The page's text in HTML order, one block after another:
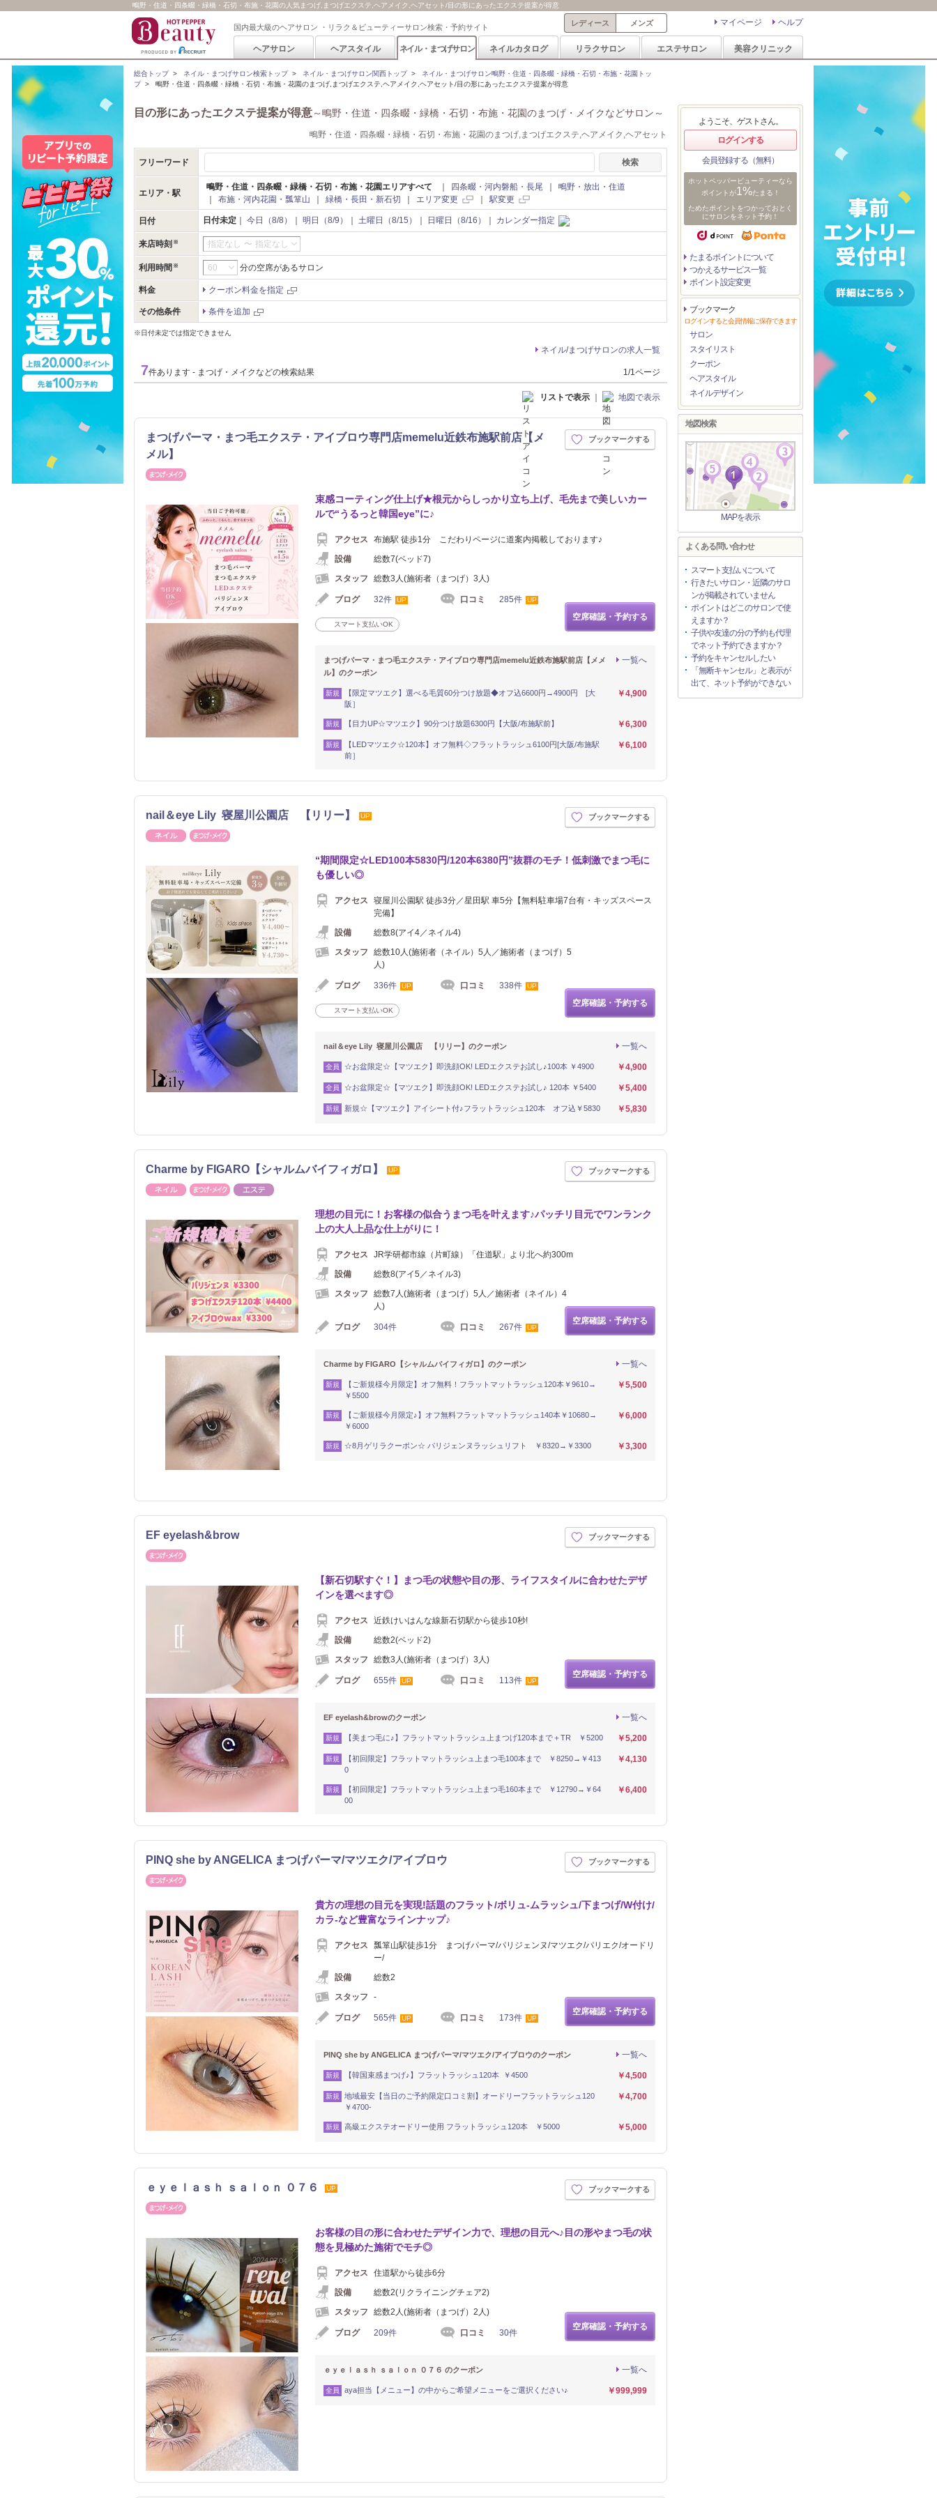
鴫野・住道・四条畷・緑橋・石切・布施・花園の人気まつげ,まつげエクステ,ヘアメイク,ヘアセット/目の形にあったエクステ提案が得意
国内最大級のヘアサロン ・リラク＆ビューティーサロン検索・予約サイト ヘルプ
マイページ
レディース メンズ
ヘアサロン ヘアスタイル ネイル・まつげサロン ネイルカタログ リラクサロン エステサロン 美容クリニック
総合トップ> ネイル・まつげサロン検索トップ> ネイル・まつげサロン関西トップ> ネイル・まつげサロン鴫野・住道・四条畷・緑橋・石切・布施・花園トッ
プ> 鴫野・住道・四条畷・緑橋・石切・布施・花園のまつげ,まつげエクステ,ヘアメイク,ヘアセット/目の形にあったエクステ提案が得意
目の形にあったエクステ提案が得意～鴫野・住道・四条畷・緑橋・石切・布施・花園のまつげ・メイクなどサロン～
鴫野・住道・四条畷・緑橋・石切・布施・花園のまつげ,まつげエクステ,ヘアメイク,ヘアセット
フリーワード
エリア・駅
鴫野・住道・四条畷・緑橋・石切・布施・花園エリアすべて 四条畷・河内磐船・長尾
鴫野・放出・住道
布施・河内花園・瓢箪山 緑橋・長田・新石切 エリア変更 駅変更
日付 日付未定 今日（8/8） 明日（8/9） 土曜日（8/15） 日曜日（8/16） カレンダー指定
来店時刻 指定なし 〜 指定なし
利用時間 分の空席があるサロン
料金 クーポン料金を指定
その他条件 条件を追加
※日付未定では指定できません
ネイル/まつげサロンの求人一覧
7件あります - まつげ・メイクなどの検索結果 1/1ページ
リストで表示 ｜ 地図で表示
まつげパーマ・まつ毛エクステ・アイブロウ専門店memelu近鉄布施駅前店【メ
メル】
ブックマークする
束感コーティング仕上げ★根元からしっかり立ち上げ、毛先まで美しいカー
ルで“うるっと韓国eye”に♪
アクセス
布施駅 徒歩1分 こだわりページに道案内掲載しております♪
設備
総数7(ベッド7)
スタッフ
総数3人(施術者（まつげ）3人)
ブログ 32件 UP 口コミ 285件 UP
スマート支払いOK
空席確認・予約する
一覧へ
まつげパーマ・まつ毛エクステ・アイブロウ専門店memelu近鉄布施駅前店【メメ
ル】のクーポン
新規
【限定マツエク】選べる毛質60分つけ放題◆オフ込6600円→4900円 [大
阪］
￥4,900
新規 【目力UP☆マツエク】90分つけ放題6300円【大阪/布施駅前】 ￥6,300
新規
【LEDマツエク☆120本】オフ無料◇フラットラッシュ6100円[大阪/布施駅
前］
￥6,100
nail＆eye Lily 寝屋川公園店 【リリー】 UP
ネイル
ブックマークする
“期間限定☆LED100本5830円/120本6380円”抜群のモチ！低刺激でまつ毛に
も優しい◎
アクセス
寝屋川公園駅 徒歩3分／星田駅 車5分【無料駐車場7台有・キッズスペース
完備】
設備
総数8(アイ4／ネイル4)
スタッフ
総数10人(施術者（ネイル）5人／施術者（まつげ）5
人)
ブログ 336件 UP 口コミ 338件 UP
スマート支払いOK
空席確認・予約する
一覧へ
nail＆eye Lily 寝屋川公園店 【リリー】のクーポン
全員 ☆お盆限定☆【マツエク】即洗顔OK! LEDエクステお試し♪100本 ￥4900 ￥4,900
全員 ☆お盆限定☆【マツエク】即洗顔OK! LEDエクステお試し♪ 120本 ￥5400 ￥5,400
新規 新規☆【マツエク】アイシート付♪フラットラッシュ120本 オフ込￥5830 ￥5,830
Charme by FIGARO【シャルムバイフィガロ】 UP
ネイル まつげ・メイク
ブックマークする
理想の目元に！お客様の似合うまつ毛を叶えます♪パッチリ目元でワンランク
上の大人上品な仕上がりに！
アクセス
JR学研都市線（片町線）「住道駅」より北へ約300m
設備
総数8(アイ5／ネイル3)
スタッフ
総数7人(施術者（まつげ）5人／施術者（ネイル）4
人)
ブログ 304件 口コミ 267件 UP
空席確認・予約する
一覧へ
Charme by FIGARO【シャルムバイフィガロ】のクーポン
新規
【ご新規様今月限定】オフ無料！フラットマットラッシュ120本￥9610→
￥5500
￥5,500
新規
【ご新規様今月限定♪】オフ無料フラットマットラッシュ140本￥10680→
￥6000
￥6,000
新規 ☆8月ゲリラクーポン☆ パリジェンヌラッシュリフト ￥8320→￥3300 ￥3,300
EF eyelash&brow ブックマークする
【新石切駅すぐ！】まつ毛の状態や目の形、ライフスタイルに合わせたデザ
インを選べます◎
アクセス
近鉄けいはんな線新石切駅から徒歩10秒!
設備
総数2(ベッド2)
スタッフ
総数3人(施術者（まつげ）3人)
ブログ 655件 UP 口コミ 113件 UP
空席確認・予約する
一覧へ
EF eyelash&browのクーポン
新規 【美まつ毛に♪】フラットマットラッシュ上まつげ120本まで＋TR ￥5200 ￥5,200
新規
【初回限定】フラットマットラッシュ上まつ毛100本まで ￥8250→￥413
0
￥4,130
新規
【初回限定】フラットマットラッシュ上まつ毛160本まで ￥12790→￥64
00
￥6,400
PINQ she by ANGELICA まつげパーマ/マツエク/アイブロウ ブックマークする
貴方の理想の目元を実現!話題のフラット/ボリュ-ムラッシュ/下まつげ/W付け/
カラ-など豊富なラインナップ♪
アクセス
瓢箪山駅徒歩1分 まつげパーマ/パリジェンヌ/マツエク/パリエク/オードリ
ー/
設備
総数2
スタッフ
-
ブログ 565件 UP 口コミ 173件 UP
空席確認・予約する
一覧へ
PINQ she by ANGELICA まつげパーマ/マツエク/アイブロウのクーポン
新規 【韓国束感まつげ♪】フラットラッシュ120本 ￥4500 ￥4,500
新規
地域最安【当日のご予約限定口コミ割】オードリーフラットラッシュ120
￥4700-
￥4,700
新規 高級エクステオードリー使用 フラットラッシュ120本 ￥5000 ￥5,000
ｅｙｅｌａｓｈ ｓａｌｏｎ ０７６ UP ブックマークする
お客様の目の形に合わせたデザイン力で、理想の目元へ♪目の形やまつ毛の状
態を見極めた施術でモチ◎
アクセス
住道駅から徒歩6分
設備
総数2(リクライニングチェア2)
スタッフ
総数2人(施術者（まつげ）2人)
ブログ 209件 口コミ 30件
空席確認・予約する
一覧へ
ｅｙｅｌａｓｈ ｓａｌｏｎ ０７６ のクーポン
全員 aya担当【メニュー】の中からご希望メニューをご選択ください♪ ￥999,999
ようこそ、ゲストさん。
ログインする
会員登録する（無料）
ホットペッパービューティーなら
ポイントが1%たまる！
ためたポイントをつかっておとく
にサロンをネット予約！
たまるポイントについて
つかえるサービス一覧
ポイント設定変更
ブックマーク
ログインすると会員情報に保存できます
サロン
スタイリスト
クーポン
ヘアスタイル
ネイルデザイン
地図検索
MAPを表示
よくある問い合わせ
スマート支払いについて
行きたいサロン・近隣のサロ
ンが掲載されていません
ポイントはどこのサロンで使
えますか？
子供や友達の分の予約も代理
でネット予約できますか？
予約をキャンセルしたい
「無断キャンセル」と表示が
出て、ネット予約ができない